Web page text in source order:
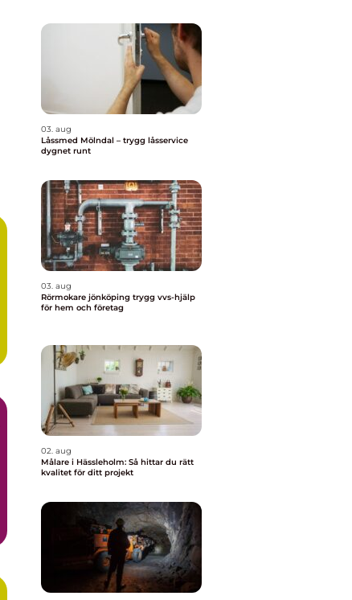
03. aug
Låssmed Mölndal – trygg låsservice
dygnet runt
03. aug
Rörmokare jönköping trygg vvs-hjälp
för hem och företag
02. aug
Målare i Hässleholm: Så hittar du rätt
kvalitet för ditt projekt